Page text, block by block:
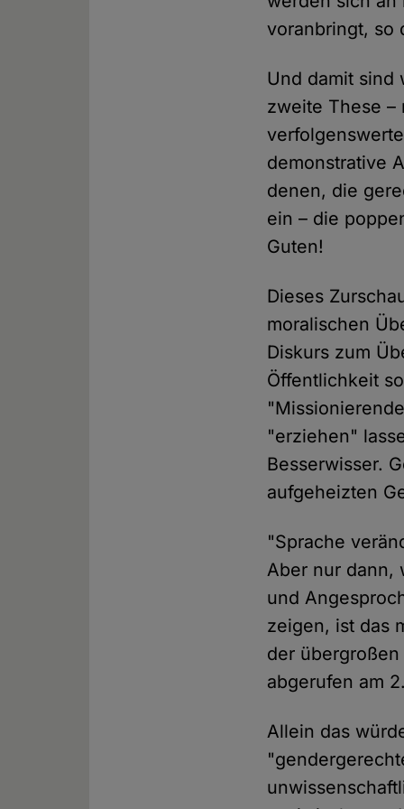
voranbringt, so
Und damit sind
zweite These –
demonstrative
denen, die
ein – die
Guten!
Dieses
moralischen
Diskurs zum
Öffentlichkeit
"erziehen"
Besserwisser.
aufgeheizten
"Sprache
Aber nur dann,
und
zeigen, ist das
der
abgerufen am
Allein das